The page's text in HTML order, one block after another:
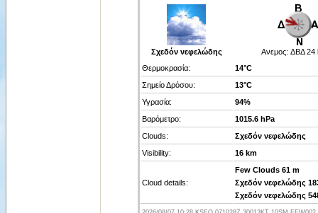
Σχεδόν νεφελώδης Ανεμος: ΔΒΔ 24
Θερμοκρασία:
14°C
Σημείο Δρόσου:
13°C
Υγρασία:
94%
Βαρόμετρο:
1015.6 hPa
Clouds:
Σχεδόν νεφελώδης
Visibility:
16 km
Cloud details:
Few Clouds 61 m
Σχεδόν νεφελώδης
Σχεδόν νεφελώδης